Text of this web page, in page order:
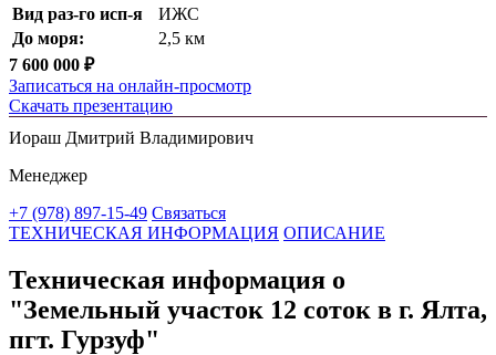
Вид раз-го исп-я
ИЖС
До моря:
2,5 км
7 600 000 ₽
Записаться на онлайн-просмотр
Скачать презентацию
Иораш Дмитрий Владимирович
Менеджер
+7 (978) 897-15-49 Связаться
ТЕХНИЧЕСКАЯ ИНФОРМАЦИЯ ОПИСАНИЕ
Техническая информация о
"Земельный участок 12 соток в г. Ялта,
пгт. Гурзуф"